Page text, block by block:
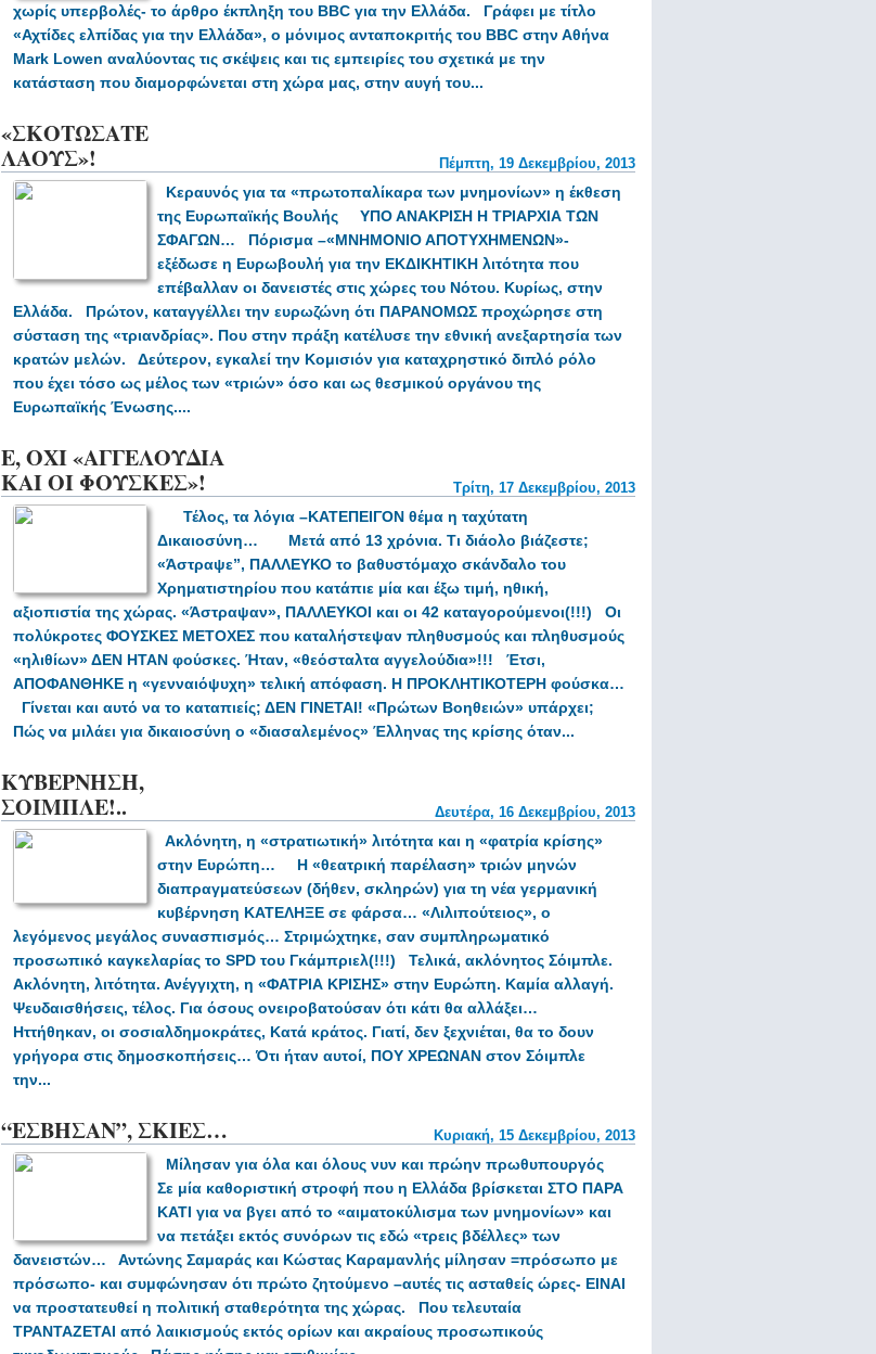
χωρίς υπερβολές- το άρθρο έκπληξη του BBC για την Ελλάδα.
Γράφει με τίτλο
«Αχτίδες ελπίδας για την Ελλάδα», ο μόνιμος ανταποκριτής του BBC στην Αθήνα
Mark Lowen αναλύοντας τις σκέψεις και τις εμπειρίες του σχετικά με την
κατάσταση που διαμορφώνεται στη χώρα μας, στην αυγή του...
«ΣΚΟΤΩΣΑΤΕ
ΛΑΟΥΣ»! Πέμπτη, 19 Δεκεμβρίου, 2013
Κεραυνός για τα «πρωτοπαλίκαρα των μνημονίων» η έκθεση
της Ευρωπαϊκής Βουλής
ΥΠΟ ΑΝΑΚΡΙΣΗ Η ΤΡΙΑΡΧΙΑ ΤΩΝ
ΣΦΑΓΩΝ…
Πόρισμα –«ΜΝΗΜΟΝΙΟ ΑΠΟΤΥΧΗΜΕΝΩΝ»-
εξέδωσε η Ευρωβουλή για την ΕΚΔΙΚΗΤΙΚΗ λιτότητα που
επέβαλλαν οι δανειστές στις χώρες του Νότου. Κυρίως, στην
Ελλάδα.
Πρώτον, καταγγέλλει την ευρωζώνη ότι ΠΑΡΑΝΟΜΩΣ προχώρησε στη
σύσταση της «τριανδρίας». Που στην πράξη κατέλυσε την εθνική ανεξαρτησία των
κρατών μελών.
Δεύτερον, εγκαλεί την Κομισιόν για καταχρηστικό διπλό ρόλο
που έχει τόσο ως μέλος των «τριών» όσο και ως θεσμικού οργάνου της
Ευρωπαϊκής Ένωσης....
Ε, ΟΧΙ «ΑΓΓΕΛΟΥΔΙΑ
ΚΑΙ ΟΙ ΦΟΥΣΚΕΣ»! Τρίτη, 17 Δεκεμβρίου, 2013
Τέλος, τα λόγια –ΚΑΤΕΠΕΙΓΟΝ θέμα η ταχύτατη
Δικαιοσύνη…
Μετά από 13 χρόνια. Τι διάολο βιάζεστε;
«Άστραψε”, ΠΑΛΛΕΥΚΟ το βαθυστόμαχο σκάνδαλο του
Χρηματιστηρίου που κατάπιε μία και έξω τιμή, ηθική,
αξιοπιστία της χώρας. «Άστραψαν», ΠΑΛΛΕΥΚΟΙ και οι 42 καταγορούμενοι(!!!)
Οι
πολύκροτες ΦΟΥΣΚΕΣ ΜΕΤΟΧΕΣ που καταλήστεψαν πληθυσμούς και πληθυσμούς
«ηλιθίων» ΔΕΝ ΗΤΑΝ φούσκες. Ήταν, «θεόσταλτα αγγελούδια»!!!
Έτσι,
ΑΠΟΦΑΝΘΗΚΕ η «γενναιόψυχη» τελική απόφαση. Η ΠΡΟΚΛΗΤΙΚΟΤΕΡΗ φούσκα…
Γίνεται και αυτό να το καταπιείς; ΔΕΝ ΓΙΝΕΤΑΙ! «Πρώτων Βοηθειών» υπάρχει;
Πώς να μιλάει για δικαιοσύνη ο «διασαλεμένος» Έλληνας της κρίσης όταν...
ΚΥΒΕΡΝΗΣΗ,
ΣΟΙΜΠΛΕ!.. Δευτέρα, 16 Δεκεμβρίου, 2013
Ακλόνητη, η «στρατιωτική» λιτότητα και η «φατρία κρίσης»
στην Ευρώπη…
Η «θεατρική παρέλαση» τριών μηνών
διαπραγματεύσεων (δήθεν, σκληρών) για τη νέα γερμανική
κυβέρνηση ΚΑΤΕΛΗΞΕ σε φάρσα… «Λιλιπούτειος», ο
λεγόμενος μεγάλος συνασπισμός… Στριμώχτηκε, σαν συμπληρωματικό
προσωπικό καγκελαρίας το SPD του Γκάμπριελ(!!!)
Τελικά, ακλόνητος Σόιμπλε.
Ακλόνητη, λιτότητα. Ανέγγιχτη, η «ΦΑΤΡΙΑ ΚΡΙΣΗΣ» στην Ευρώπη. Καμία αλλαγή.
Ψευδαισθήσεις, τέλος. Για όσους ονειροβατούσαν ότι κάτι θα αλλάξει…
Ηττήθηκαν, οι σοσιαλδημοκράτες, Κατά κράτος. Γιατί, δεν ξεχνιέται, θα το δουν
γρήγορα στις δημοσκοπήσεις…Ότι ήταν αυτοί, ΠΟΥ ΧΡΕΩΝΑΝ στον Σόιμπλε
την...
“ΕΣΒΗΣΑΝ”, ΣΚΙΕΣ… Κυριακή, 15 Δεκεμβρίου, 2013
Μίλησαν για όλα και όλους νυν και πρώην πρωθυπουργός
Σε μία καθοριστική στροφή που η Ελλάδα βρίσκεται ΣΤΟ ΠΑΡΑ
ΚΑΤΙ για να βγει από το «αιματοκύλισμα των μνημονίων» και
να πετάξει εκτός συνόρων τις εδώ «τρεις βδέλλες» των
δανειστών…
Αντώνης Σαμαράς και Κώστας Καραμανλής μίλησαν =πρόσωπο με
πρόσωπο- και συμφώνησαν ότι πρώτο ζητούμενο –αυτές τις ασταθείς ώρες- ΕΙΝΑΙ
να προστατευθεί η πολιτική σταθερότητα της χώρας.
Που τελευταία
ΤΡΑΝΤΑΖΕΤΑΙ από λαικισμούς εκτός ορίων και ακραίους προσωπικούς